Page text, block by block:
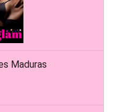
Maduras